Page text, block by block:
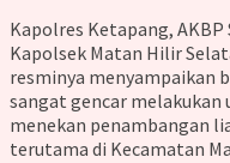
Kapolres Ketapang, AKBP
Kapolsek Matan Hilir
resminya menyampaikan
sangat gencar
menekan penambangan
terutama di Kecamatan